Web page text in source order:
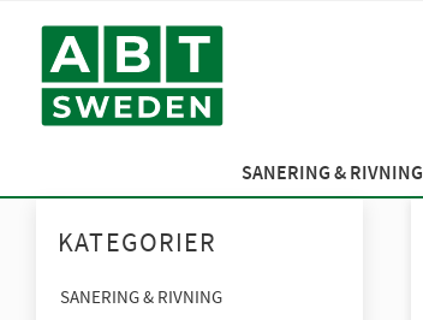
SANERING & RIVNING
KATEGORIER
SANERING & RIVNING